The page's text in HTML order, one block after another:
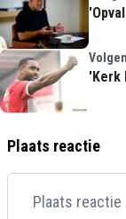
'Kerk
Plaats reactie